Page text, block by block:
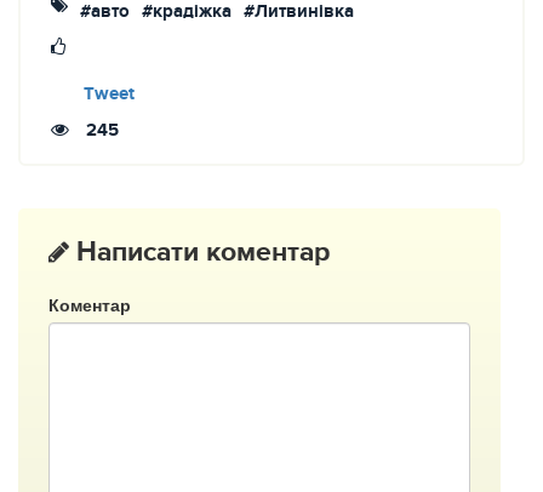
#авто #крадіжка #Литвинівка
Tweet
245
Написати коментар
Коментар